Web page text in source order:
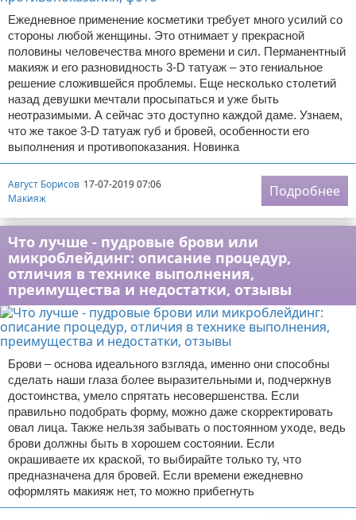
Ежедневное применение косметики требует много усилий со
стороны любой женщины. Это отнимает у прекрасной
половины человечества много времени и сил. Перманентный
макияж и его разновидность 3-D татуаж – это гениальное
решение сложившейся проблемы. Еще несколько столетий
назад девушки мечтали просыпаться и уже быть
неотразимыми. А сейчас это доступно каждой даме. Узнаем,
что же такое 3-D татуаж губ и бровей, особенности его
выполнения и противопоказания. Новинка
Август Борисов 17-07-2019 07:06
Макияж
Подробнее
Что лучше - пудровые брови или
микроблейдинг: описание процедур,
отличия в технике выполнения,
преимущества и недостатки, отзывы
Брови – основа идеального взгляда, именно они способны
сделать наши глаза более выразительными и, подчеркнув
достоинства, умело спрятать несовершенства. Если
правильно подобрать форму, можно даже скорректировать
овал лица. Также нельзя забывать о постоянном уходе, ведь
брови должны быть в хорошем состоянии. Если
окрашиваете их краской, то выбирайте только ту, что
предназначена для бровей. Если времени ежедневно
оформлять макияж нет, то можно прибегнуть